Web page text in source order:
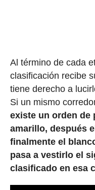
Al término de cada
clasificación recibe
tiene derecho a
Si un mismo
existe un orden
amarillo, después
finalmente el
pasa a vestirlo el
clasificado en esa